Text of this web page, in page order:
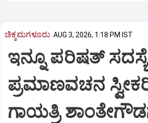
ಚಿಕ್ಕಮಗಳೂರು AUG 3, 2026, 1:18 PM IST
ಇನ್ನೂ ಪರಿಷತ್‌
ಪ್ರಮಾಣವಚನ
ಗಾಯತ್ರಿ